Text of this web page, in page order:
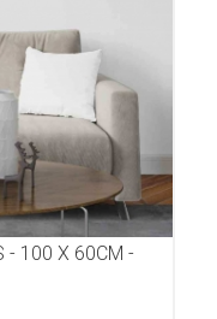
- 100 X 60CM -